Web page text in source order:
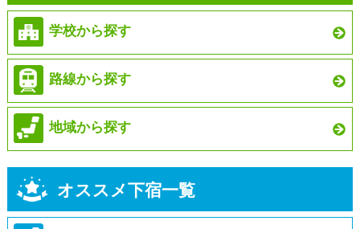
学校から探す
路線から探す
地域から探す
オススメ下宿一覧